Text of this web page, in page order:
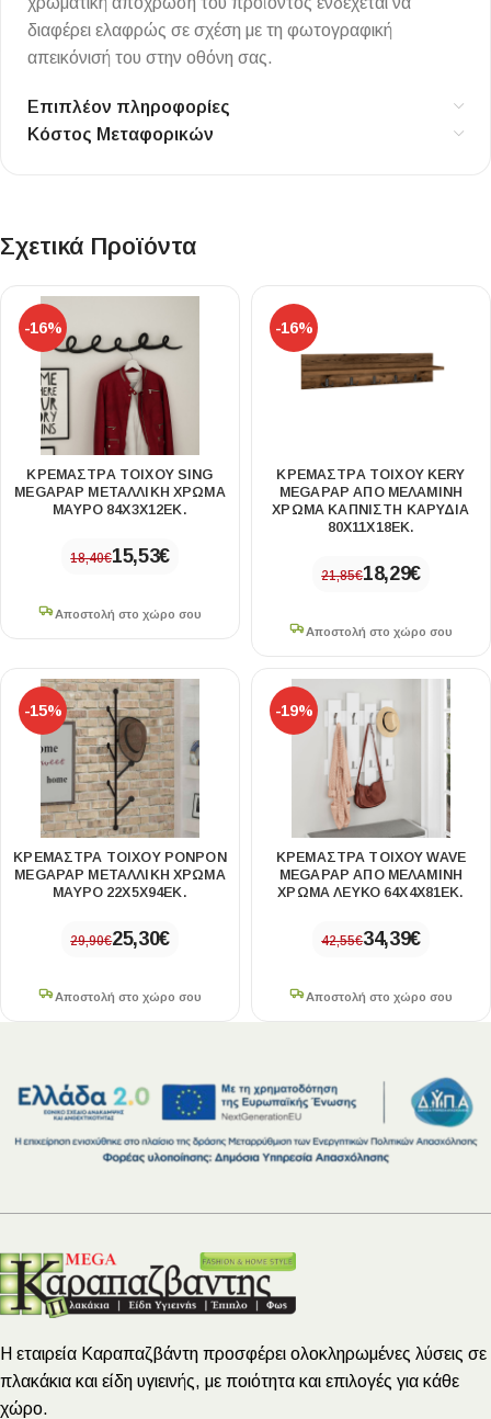
διαφέρει ελαφρώς σε σχέση με τη φωτογραφική
απεικόνισή του στην οθόνη σας.
Επιπλέον πληροφορίες
Κόστος Μεταφορικών
Σχετικά Προϊόντα
-16%
ΚΡΕΜΆΣΤΡΑ ΤΟΊΧΟΥ SING
MEGAPAP ΜΕΤΑΛΛΙΚΉ ΧΡΏΜΑ
ΜΑΎΡΟ 84X3X12ΕΚ.
18,40€15,53€
Αποστολή στο χώρο σου
-16%
ΚΡΕΜΆΣΤΡΑ ΤΟΊΧΟΥ KERY
MEGAPAP ΑΠΌ ΜΕΛΑΜΊΝΗ
ΧΡΏΜΑ ΚΑΠΝΙΣΤΉ ΚΑΡΥΔΙΆ
80X11X18ΕΚ.
21,85€18,29€
Αποστολή στο χώρο σου
-15%
ΚΡΕΜΆΣΤΡΑ ΤΟΊΧΟΥ PONPON
MEGAPAP ΜΕΤΑΛΛΙΚΉ ΧΡΏΜΑ
ΜΑΎΡΟ 22X5X94ΕΚ.
29,90€25,30€
Αποστολή στο χώρο σου
-19%
ΚΡΕΜΆΣΤΡΑ ΤΟΊΧΟΥ WAVE
MEGAPAP ΑΠΌ ΜΕΛΑΜΊΝΗ
ΧΡΏΜΑ ΛΕΥΚΌ 64X4X81ΕΚ.
42,55€34,39€
Αποστολή στο χώρο σου
Η εταιρεία Καραπαζβάντη προσφέρει ολοκληρωμένες λύσεις σε
πλακάκια και είδη υγιεινής, με ποιότητα και επιλογές για κάθε
χώρο.